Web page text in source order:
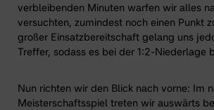
verbleibenden Minuten warfen wir alles
versuchten, zumindest noch einen Punkt
großer Einsatzbereitschaft gelang uns
Treffer, sodass es bei der 1:2-Niederlage
Nun richten wir den Blick nach vorne: Im
Meisterschaftsspiel treten wir auswärts